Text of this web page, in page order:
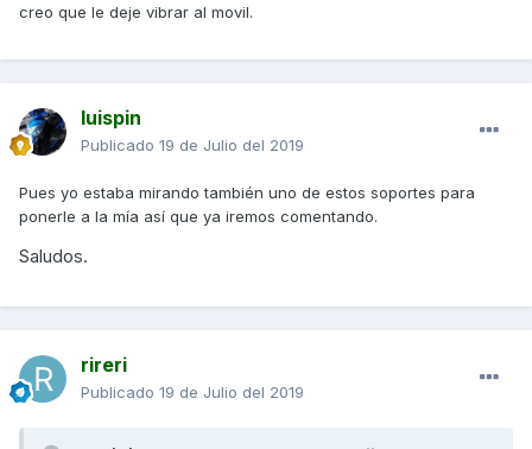
creo que le deje vibrar al movil.
luispin
Publicado 19 de Julio del 2019
Pues yo estaba mirando también uno de estos soportes para
ponerle a la mía así que ya iremos comentando.
Saludos.
rireri
Publicado 19 de Julio del 2019